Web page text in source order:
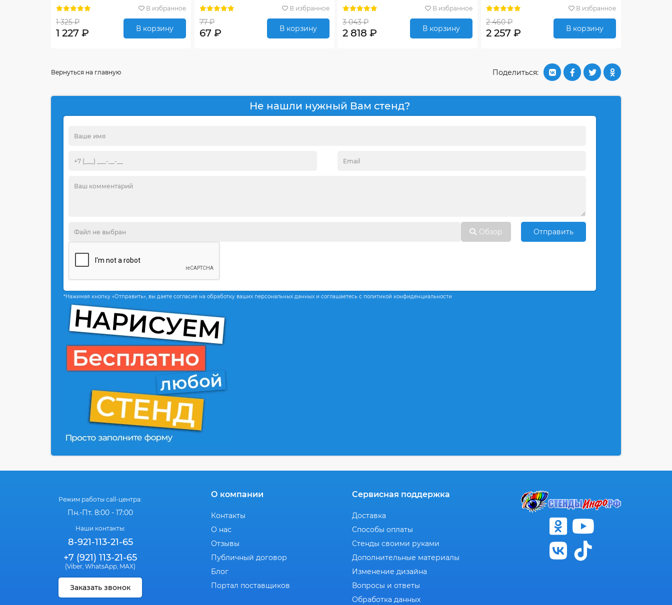
В избранное
1 325 ₽
1 227 ₽ В корзину
В избранное
77 ₽
67 ₽ В корзину
В избранное
3 043 ₽
2 818 ₽ В корзину
В избранное
2 460 ₽
2 257 ₽ В корзину
Поделиться:
Вернуться на главную
Не нашли нужный Вам стенд?
Обзор Отправить
*Нажимая кнопку «Отправить», вы даете согласие на обработку ваших персональных данных и соглашаетесь с политикой конфиденциальности
Режим работы call-центра:
Пн.-Пт. 8:00 - 17:00
Наши контакты:
8-921-113-21-65
+7 (921) 113-21-65
(Viber, WhatsApp, MAX)
Заказать звонок
О компании
Контакты
О нас
Отзывы
Публичный договор
Блог
Портал поставщиков
Сервисная поддержка
Доставка
Способы оплаты
Стенды своими руками
Дополнительные материалы
Изменение дизайна
Вопросы и ответы
Обработка данных